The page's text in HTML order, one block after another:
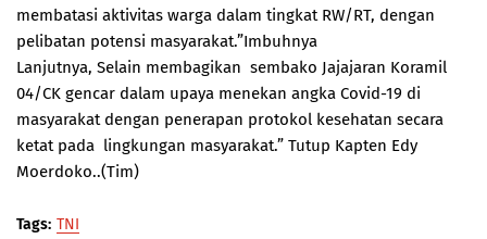
membatasi aktivitas warga dalam tingkat RW/RT, dengan
pelibatan potensi masyarakat.”Imbuhnya
Lanjutnya, Selain membagikan sembako Jajajaran Koramil
04/CK gencar dalam upaya menekan angka Covid-19 di
masyarakat dengan penerapan protokol kesehatan secara
ketat pada lingkungan masyarakat.” Tutup Kapten Edy
Moerdoko..(Tim)
Tags: TNI